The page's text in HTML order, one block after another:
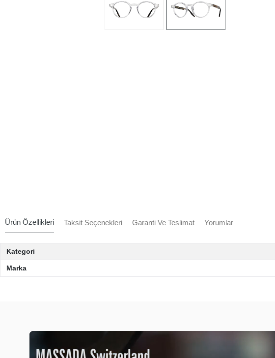
Ürün Özellikleri Taksit Seçenekleri Garanti Ve Teslimat Yorumlar
Kategori
Marka